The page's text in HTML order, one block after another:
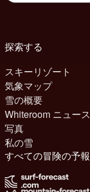
探索する
スキーリゾート
気象マップ
雪の概要
Whiteroom ニュース
写真
私の雪
すべての冒険の予報